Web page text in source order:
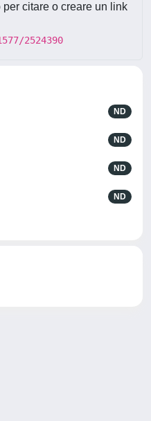
citare o creare un link
2524390
ND
ND
ND
ND